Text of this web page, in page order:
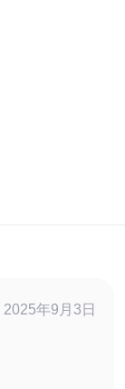
2025年9月3日